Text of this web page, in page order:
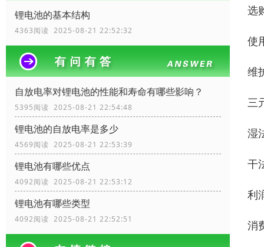
锂电池的基本结构
4363阅读 2025-08-21 22:52:32
自放电率对锂电池的性能和寿命有哪些影响？
5395阅读 2025-08-21 22:54:48
锂电池的自放电率是多少
4569阅读 2025-08-21 22:53:39
锂电池有哪些优点
4092阅读 2025-08-21 22:53:12
锂电池有哪些类型
4092阅读 2025-08-21 22:52:51
选
使
维
三
湿
干
利
消